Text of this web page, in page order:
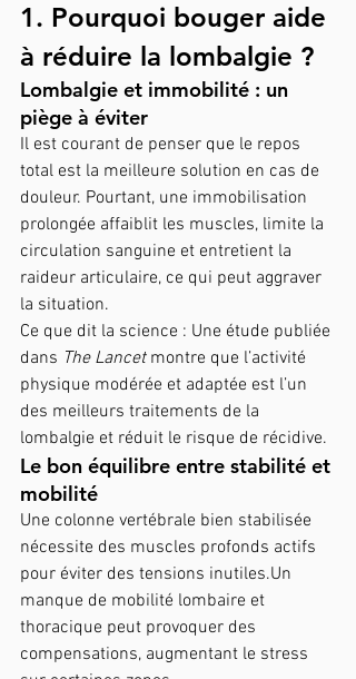
1. Pourquoi bouger aide
à réduire la lombalgie ?
Lombalgie et immobilité : un
piège à éviter
Il est courant de penser que le repos
total est la meilleure solution en cas de
douleur. Pourtant, une immobilisation
prolongée affaiblit les muscles, limite la
circulation sanguine et entretient la
raideur articulaire, ce qui peut aggraver
la situation.
Ce que dit la science : Une étude publiée
dans The Lancet montre que l’activité
physique modérée et adaptée est l’un
des meilleurs traitements de la
lombalgie et réduit le risque de récidive.
Le bon équilibre entre stabilité et
mobilité
Une colonne vertébrale bien stabilisée
nécessite des muscles profonds actifs
pour éviter des tensions inutiles.Un
manque de mobilité lombaire et
thoracique peut provoquer des
compensations, augmentant le stress